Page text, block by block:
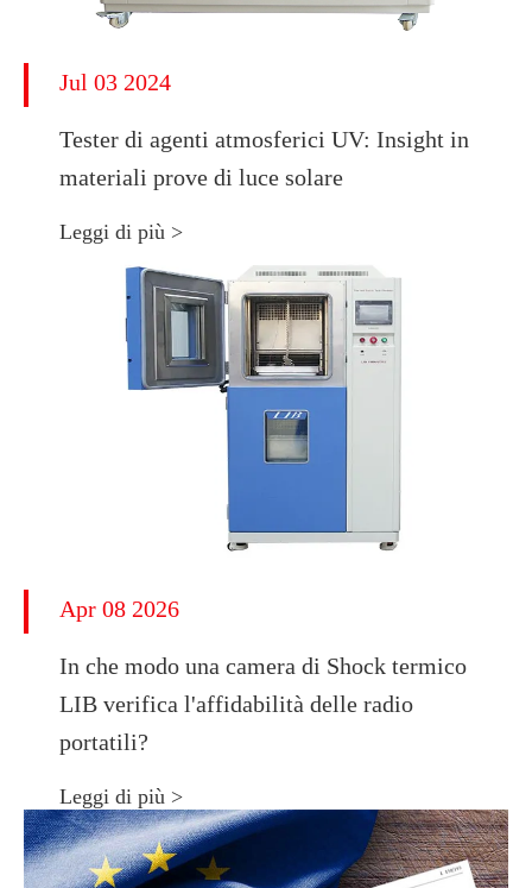
Jul 03 2024
Tester di agenti atmosferici UV: Insight in
materiali prove di luce solare
Leggi di più >
Apr 08 2026
In che modo una camera di Shock termico
LIB verifica l'affidabilità delle radio
portatili?
Leggi di più >